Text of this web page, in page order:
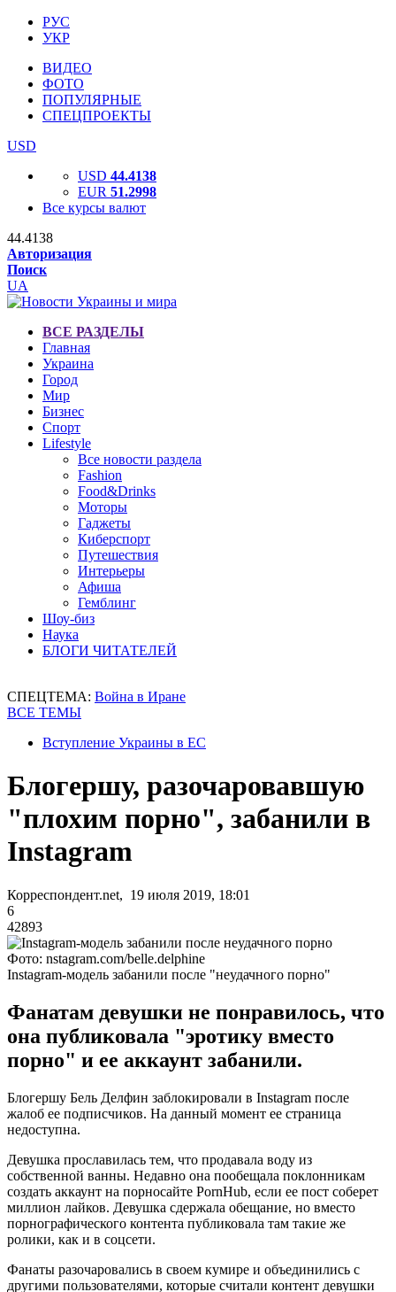
РУС
УКР
ВИДЕО
ФОТО
ПОПУЛЯРНЫЕ
СПЕЦПРОЕКТЫ
USD
USD 44.4138
EUR 51.2998
Все курсы валют
44.4138
Авторизация
Поиск
UA
ВСЕ РАЗДЕЛЫ
Главная
Украина
Город
Мир
Бизнес
Спорт
Lifestyle
Все новости раздела
Fashion
Food&Drinks
Моторы
Гаджеты
Киберспорт
Путешествия
Интерьеры
Афиша
Гемблинг
Шоу-биз
Наука
БЛОГИ ЧИТАТЕЛЕЙ
СПЕЦТЕМА: Война в Иране
ВСЕ ТЕМЫ
Вступление Украины в ЕС
Блогершу, разочаровавшую
"плохим порно", забанили в
Instagram
Корреспондент.net, 19 июля 2019, 18:01
6
42893
Фото: nstagram.com/belle.delphine
Instagram-модель забанили после "неудачного порно"
Фанатам девушки не понравилось, что
она публиковала "эротику вместо
порно" и ее аккаунт забанили.
Блогершу Бель Делфин заблокировали в Instagram после
жалоб ее подписчиков. На данный момент ее страница
недоступна.
Девушка прославилась тем, что продавала воду из
собственной ванны. Недавно она пообещала поклонникам
создать аккаунт на порносайте PornHub, если ее пост соберет
миллион лайков. Девушка сдержала обещание, но вместо
порнографического контента публиковала там такие же
ролики, как и в соцсети.
Фанаты разочаровались в своем кумире и объединились с
другими пользователями, которые считали контент девушки